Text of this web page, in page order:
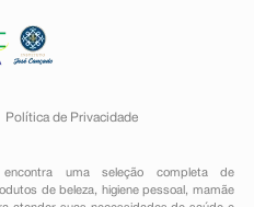
Política de Privacidade
uma seleção completa de
de beleza, higiene pessoal ,mamãe